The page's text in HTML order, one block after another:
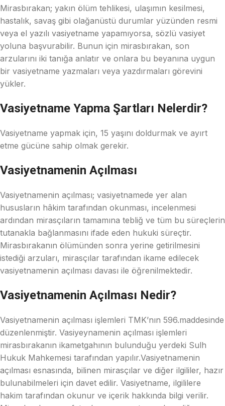
Mirasbırakan; yakın ölüm tehlikesi, ulaşımın kesilmesi,
hastalık, savaş gibi olağanüstü durumlar yüzünden resmi
veya el yazılı vasiyetname yapamıyorsa, sözlü vasiyet
yoluna başvurabilir. Bunun için mirasbırakan, son
arzularını iki tanığa anlatır ve onlara bu beyanına uygun
bir vasiyetname yazmaları veya yazdırmaları görevini
yükler.
Vasiyetname Yapma Şartları Nelerdir?
Vasiyetname yapmak için, 15 yaşını doldurmak ve ayırt
etme gücüne sahip olmak gerekir.
Vasiyetnamenin Açılması
Vasiyetnamenin açılması; vasiyetnamede yer alan
hususların hâkim tarafından okunması, incelenmesi
ardından mirasçıların tamamına tebliğ ve tüm bu süreçlerin
tutanakla bağlanmasını ifade eden hukuki süreçtir.
Mirasbırakanın ölümünden sonra yerine getirilmesini
istediği arzuları, mirasçılar tarafından ikame edilecek
vasiyetnamenin açılması davası ile öğrenilmektedir.
Vasiyetnamenin Açılması Nedir?
Vasiyetnamenin açılması işlemleri TMK’nın 596.maddesinde
düzenlenmiştir. Vasiyeynamenin açılması işlemleri
mirasbırakanın ikametgahının bulunduğu yerdeki Sulh
Hukuk Mahkemesi tarafından yapılır.Vasiyetnamenin
açılması esnasında, bilinen mirasçılar ve diğer ilgililer, hazır
bulunabilmeleri için davet edilir. Vasiyetname, ilgililere
hakim tarafından okunur ve içerik hakkında bilgi verilir.